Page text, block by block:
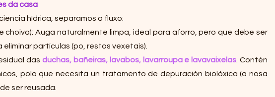
da casa
hídrica, separamos o fluxo:
choiva): Auga naturalmente limpa, ideal para aforro, pero que debe ser
partículas (po, restos vexetais).
das duchas, bañeiras, lavabos, lavarroupa e lavavaixelas . Contén
polo que necesita un tratamento de depuración biolóxica (a nosa
ser reusada.